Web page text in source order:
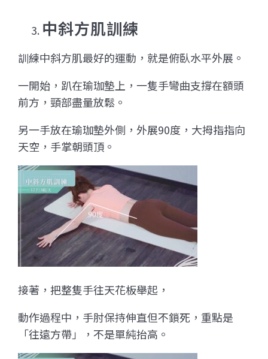
中斜方肌訓練
訓練中斜方肌最好的運動，就是俯臥水平外展。
一開始，趴在瑜珈墊上，一隻手彎曲支撐在額頭
前方，頸部盡量放鬆。
另一手放在瑜珈墊外側，外展90度，大拇指指向
天空，手掌朝頭頂。
接著，把整隻手往天花板舉起，
動作過程中，手肘保持伸直但不鎖死，重點是
「往遠方帶」，不是單純抬高。